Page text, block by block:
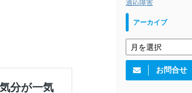
適応障害
アーカイブ
お問合せ